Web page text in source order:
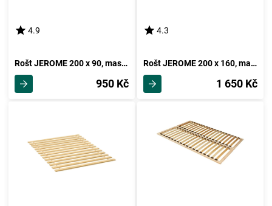
4.9
Rošt JEROME 200 x 90, masiv smrk
950 Kč
4.3
Rošt JEROME 200 x 160, masiv smrk
1 650 Kč